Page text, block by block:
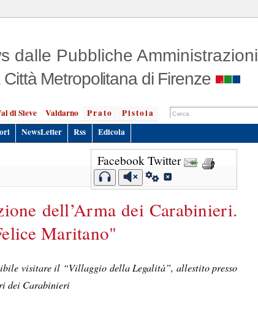
dalle Pubbliche Amministrazioni
Città Metropolitana di Firenze
di Sieve Valdarno Prato
Pistoia
NewsLetter Rss Edicola
Facebook Twitter
dell’Arma dei Carabinieri.
Maritano"
visitare il “Villaggio della Legalità”, allestito presso
dei Carabinieri